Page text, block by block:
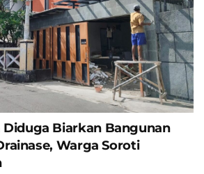
Biarkan Bangunan
Warga Soroti